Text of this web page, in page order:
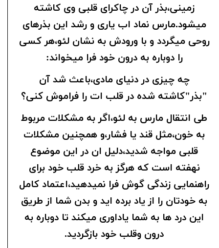
زمینی،بذر آن در چاکرای قلبی وی کاشته
میشود.مارس نماد اب یاری و رشد این بذرهای
روحی میگردد و با ورودش به نشان لئو،هر کسی
را دوباره به درون خود فرا میخواند:
چه چیزی در دنیای مادی،باعث شد آن
"بذر"کاشته شده در قلب ات را فراموش کنی؟
طی انتقال مارس به لئو،اگر به مشکلات مربوط
به خون،مثل قند یا فشار،و همچنین مشکلات
قلبی مواجه شدید،دلیل ان در این موضوع
نهفته است که هرگز به خرد قلب خود برای
راهنمایی زندگی گوش فرا نمیدهید،اعتماد کامل
به خودتان را از یاد برده اید و بدن شما از طریق
این درد ها به شما یاداوری میکند تا دوباره به
درون وقلب خود بازگردید.